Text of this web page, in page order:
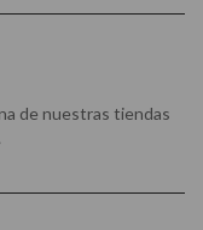
de nuestras tiendas